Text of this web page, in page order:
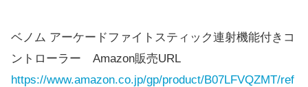
ベノム アーケードファイトスティック連射機能付きコ
ントローラー Amazon販売URL
https://www.amazon.co.jp/gp/product/B07LFVQZMT/ref